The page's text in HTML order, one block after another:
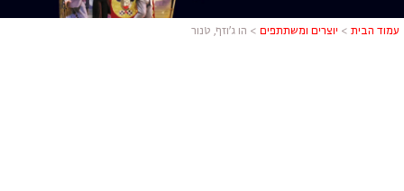
הו ג'וזף, עמוד הבית > יוצרים ומשתתפים > הו ג’וזף, טנור